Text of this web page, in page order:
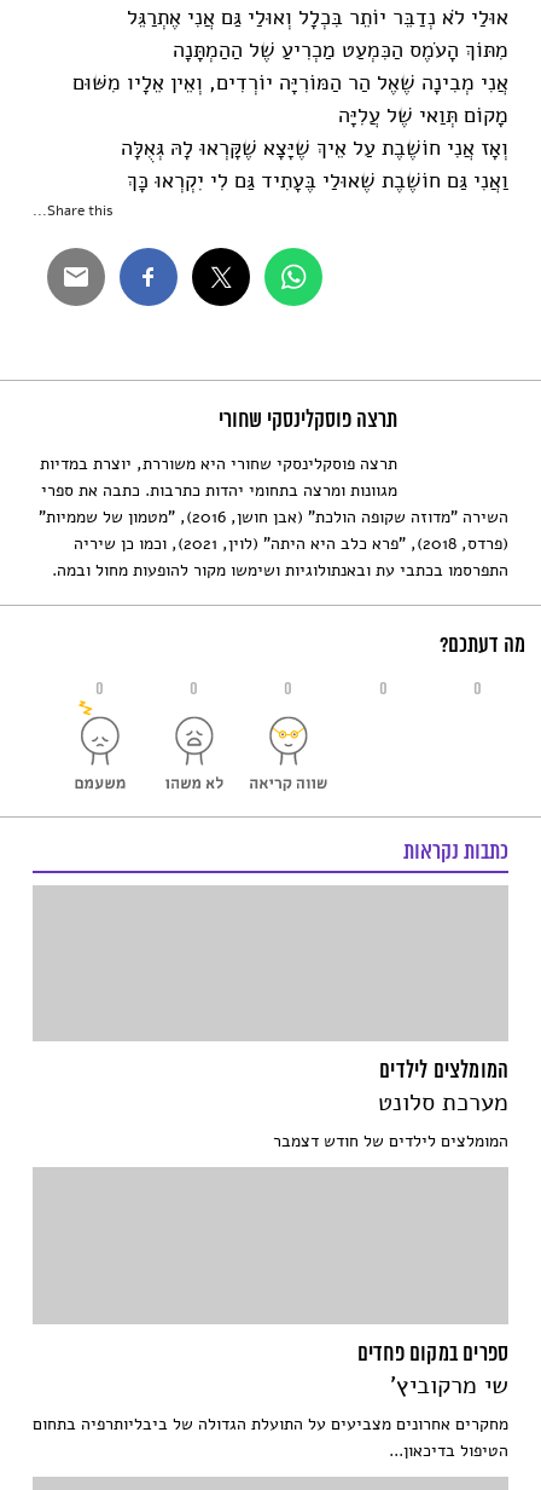
אוּלַי לֹא נְדַבֵּר יוֹתֵר בִּכְלָל וְאוּלַי גַּם אֲנִי אֶתְרַגֵּל
מִתּוֹךְ הָעֹמֶס הַכִּמְעַט מַכְרִיעַ שֶׁל הַהַמְתָּנָה
אֲנִי מְבִינָה שֶׁאֶל הַר הַמּוֹרִיָּה יוֹרְדִים, וְאֵין אֵלָיו מִשּׁוּם
מָקוֹם תְּוַאי שֶׁל עֲלִיָּה
וְאָז אֲנִי חוֹשֶׁבֶת עַל אֵיךְ שֶׁיָּצָא שֶׁקָּרְאוּ לָהּ גְּאֻלָּה
וַאֲנִי גַּם חוֹשֶׁבֶת שֶׁאוּלַי בֶּעָתִיד גַּם לִי יִקְרְאוּ כָּךְ
Share this...
תרצה פוסקלינסקי שחורי
תרצה פוסקלינסקי שחורי היא משוררת, יוצרת במדיות
מגוונות ומרצה בתחומי יהדות כתרבות. כתבה את ספרי
השירה "מדוזה שקופה הולכת" (אבן חושן, 2016), "מטמון של שממיות"
(פרדס, 2018), "פרא כלב היא היתה" (לוין, 2021), וכמו כן שיריה
התפרסמו בכתבי עת ובאנתולוגיות ושימשו מקור להופעות מחול ובמה.
מה דעתכם?
0 0 0 0 0
כתבות נקראות
המומלצים לילדים
מערכת סלונט
המומלצים לילדים של חודש דצמבר
ספרים במקום פחדים
שי מרקוביץ'
מחקרים אחרונים מצביעים על התועלת הגדולה של ביבליותרפיה בתחום
הטיפול בדיכאון...